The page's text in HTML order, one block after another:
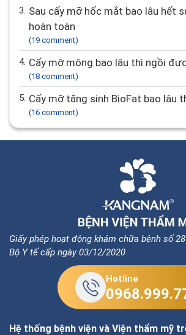
3. Sau cấy mỡ hốc mắt bao lâu hết sưng và ổn định
hoàn toàn
(19 comment)
4. Cấy mỡ mông bao lâu thì ngồi
(18 comment)
5. Cấy mỡ tăng sinh BioFat bao lâu
(16 comment)
Giấy phép hoạt động khám chữa bệnh số
Bộ Y tế cấp ngày 03/12/2020
Hotline
Hệ thống bệnh viện và Viện thẩm mỹ